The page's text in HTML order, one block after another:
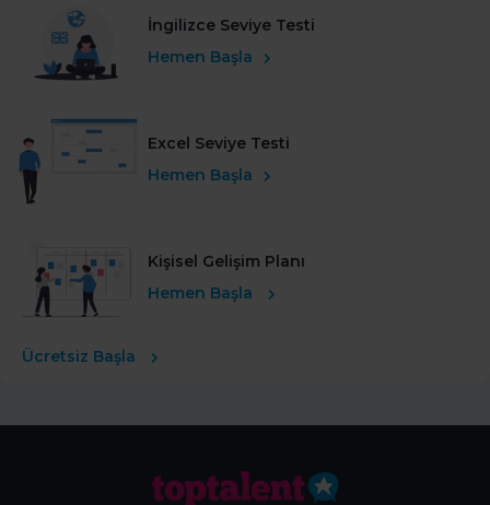
İngilizce Seviye Testi
Hemen Başla
Excel Seviye Testi
Hemen Başla
Kişisel Gelişim Planı
Hemen Başla
Ücretsiz Başla